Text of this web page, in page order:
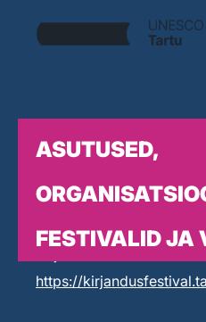
ASUTUSED,
FESTIVALID JA
https://